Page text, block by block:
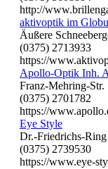
http://
aktivoptik im
Äußere
(0375) 2713933
https://
Apollo-Optik Inh.
Franz-Mehring-
(0375) 2701782
https://
Eye Style
Dr.-Friedrichs-
(0375) 2739530
https://www.eye-